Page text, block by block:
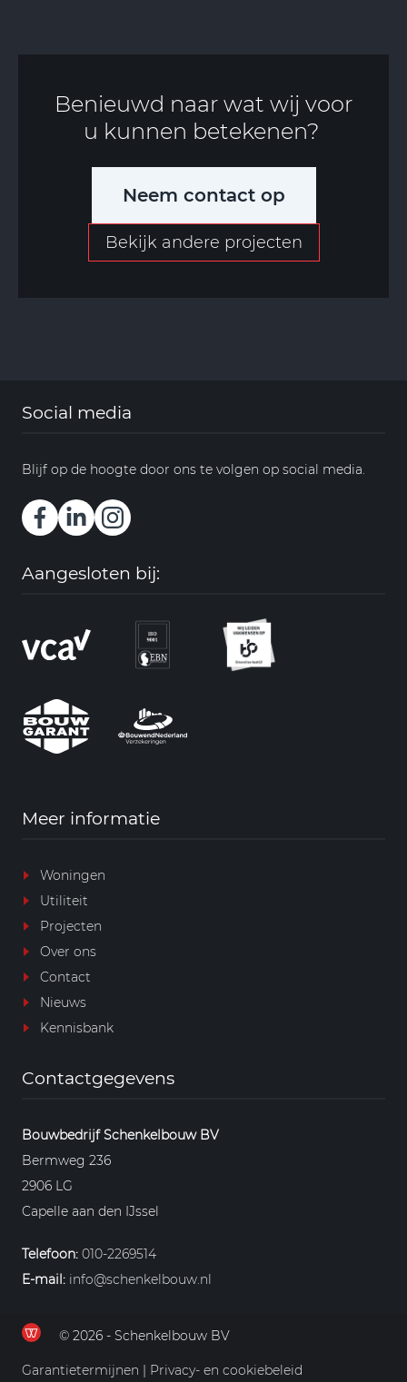
Benieuwd naar wat wij voor
u kunnen betekenen?
Neem contact op
Bekijk andere projecten
Social media
Blijf op de hoogte door ons te volgen op social media.
Aangesloten bij:
Meer informatie
Woningen
Utiliteit
Projecten
Over ons
Contact
Nieuws
Kennisbank
Contactgegevens
Bouwbedrijf Schenkelbouw BV
Bermweg 236
2906 LG
Capelle aan den IJssel
Telefoon: 010-2269514
E-mail: info@schenkelbouw.nl
© 2026 - Schenkelbouw BV
Garantietermijnen | Privacy- en cookiebeleid